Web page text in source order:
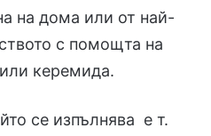
на дома или от най-
с помощта на
керемида.
се изпълнява е т.